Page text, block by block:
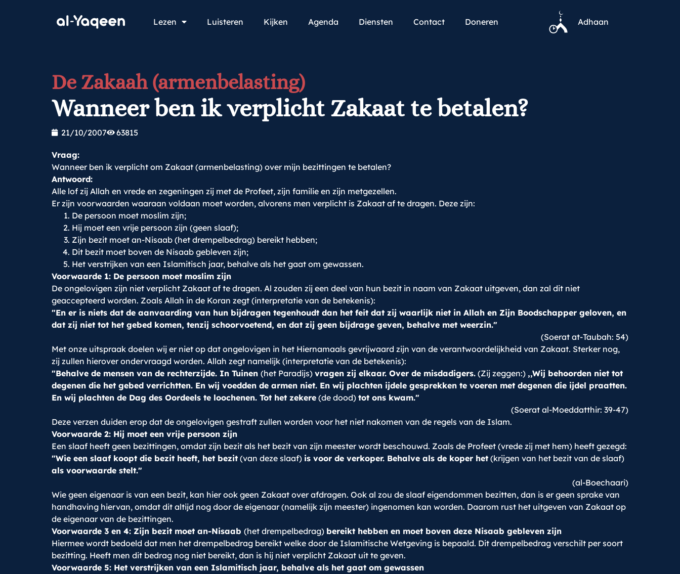
Lezen Luisteren Kijken Agenda Diensten Contact Doneren Adhaan
De Zakaah (armenbelasting)
Wanneer ben ik verplicht Zakaat te betalen?
21/10/2007 63815
Vraag:
Wanneer ben ik verplicht om Zakaat (armenbelasting) over mijn bezittingen te betalen?
Antwoord:
Alle lof zij Allah en vrede en zegeningen zij met de Profeet, zijn familie en zijn metgezellen.
Er zijn voorwaarden waaraan voldaan moet worden, alvorens men verplicht is Zakaat af te dragen. Deze zijn:
De persoon moet moslim zijn;
Hij moet een vrije persoon zijn (geen slaaf);
Zijn bezit moet an-Nisaab (het drempelbedrag) bereikt hebben;
Dit bezit moet boven de Nisaab gebleven zijn;
Het verstrijken van een Islamitisch jaar, behalve als het gaat om gewassen.
Voorwaarde 1: De persoon moet moslim zijn
De ongelovigen zijn niet verplicht Zakaat af te dragen. Al zouden zij een deel van hun bezit in naam van Zakaat uitgeven, dan zal dit niet
geaccepteerd worden. Zoals Allah in de Koran zegt (interpretatie van de betekenis):
"En er is niets dat de aanvaarding van hun bijdragen tegenhoudt dan het feit dat zij waarlijk niet in Allah en Zijn Boodschapper geloven, en
dat zij niet tot het gebed komen, tenzij schoorvoetend, en dat zij geen bijdrage geven, behalve met weerzin."
(Soerat at-Taubah: 54)
Met onze uitspraak doelen wij er niet op dat ongelovigen in het Hiernamaals gevrijwaard zijn van de verantwoordelijkheid van Zakaat. Sterker nog,
zij zullen hierover ondervraagd worden. Allah zegt namelijk (interpretatie van de betekenis):
"Behalve de mensen van de rechterzijde. In Tuinen (het Paradijs) vragen zij elkaar. Over de misdadigers. (Zij zeggen:) ,,Wij behoorden niet tot
degenen die het gebed verrichtten. En wij voedden de armen niet. En wij plachten ijdele gesprekken te voeren met degenen die ijdel praatten.
En wij plachten de Dag des Oordeels te loochenen. Tot het zekere (de dood) tot ons kwam."
(Soerat al-Moeddatthir: 39-47)
Deze verzen duiden erop dat de ongelovigen gestraft zullen worden voor het niet nakomen van de regels van de Islam.
Voorwaarde 2: Hij moet een vrije persoon zijn
Een slaaf heeft geen bezittingen, omdat zijn bezit als het bezit van zijn meester wordt beschouwd. Zoals de Profeet (vrede zij met hem) heeft gezegd:
"Wie een slaaf koopt die bezit heeft, het bezit (van deze slaaf) is voor de verkoper. Behalve als de koper het (krijgen van het bezit van de slaaf)
als voorwaarde stelt."
(al-Boechaari)
Wie geen eigenaar is van een bezit, kan hier ook geen Zakaat over afdragen. Ook al zou de slaaf eigendommen bezitten, dan is er geen sprake van
handhaving hiervan, omdat dit altijd nog door de eigenaar (namelijk zijn meester) ingenomen kan worden. Daarom rust het uitgeven van Zakaat op
de eigenaar van de bezittingen.
Voorwaarde 3 en 4: Zijn bezit moet an-Nisaab (het drempelbedrag) bereikt hebben en moet boven deze Nisaab gebleven zijn
Hiermee wordt bedoeld dat men het drempelbedrag bereikt welke door de Islamitische Wetgeving is bepaald. Dit drempelbedrag verschilt per soort
bezitting. Heeft men dit bedrag nog niet bereikt, dan is hij niet verplicht Zakaat uit te geven.
Voorwaarde 5: Het verstrijken van een Islamitisch jaar, behalve als het gaat om gewassen